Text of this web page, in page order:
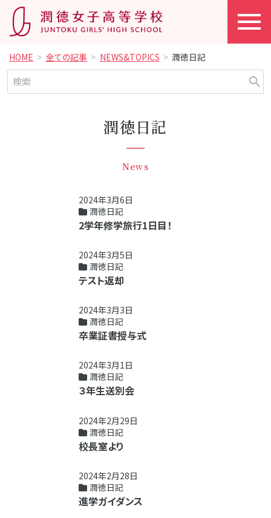
HOME 全ての記事 NEWS&TOPICS 潤徳日記
潤徳日記
News
2024年3月6日
潤徳日記
2学年修学旅行1日目！
2024年3月5日
潤徳日記
テスト返却
2024年3月3日
潤徳日記
卒業証書授与式
2024年3月1日
潤徳日記
３年生送別会
2024年2月29日
潤徳日記
校長室より
2024年2月28日
潤徳日記
進学ガイダンス